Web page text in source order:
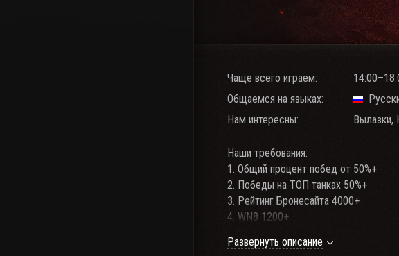
Чаще всего играем:
Общаемся на языках:
Нам интересны:
Вылазки,
Наши требования:
1. Общий процент побед от 50%+
2. Победы на ТОП танках 50%+
3. Рейтинг Бронесайта 4000+
4. WN8 1200+
6. Наличие техники 6, 8, 10 уровня
Развернуть описание